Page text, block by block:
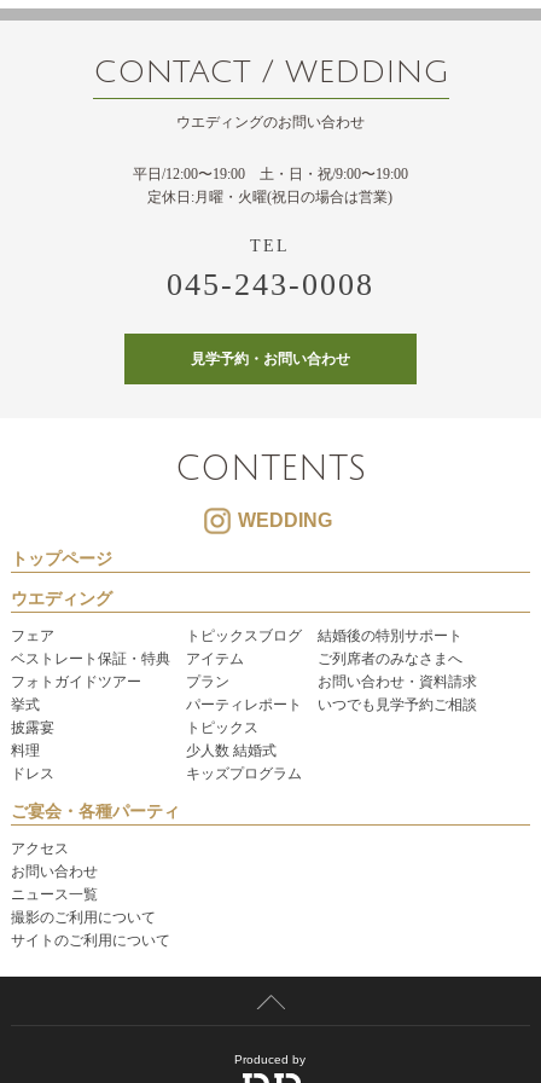
CONTACT / WEDDING
ウエディングのお問い合わせ
平日/12:00〜19:00 土・日・祝/9:00〜19:00
定休日:月曜・火曜(祝日の場合は営業)
045-243-0008
見学予約・お問い合わせ
CONTENTS
WEDDING
トップページ
ウエディング
フェア
ベストレート保証・特典
フォトガイドツアー
挙式
披露宴
料理
ドレス
トピックスブログ
アイテム
プラン
パーティレポート
トピックス
少人数 結婚式
キッズプログラム
結婚後の特別サポート
ご列席者のみなさまへ
お問い合わせ・資料請求
いつでも見学予約ご相談
ご宴会・各種パーティ
アクセス
お問い合わせ
ニュース一覧
撮影のご利用について
サイトのご利用について
Produced by